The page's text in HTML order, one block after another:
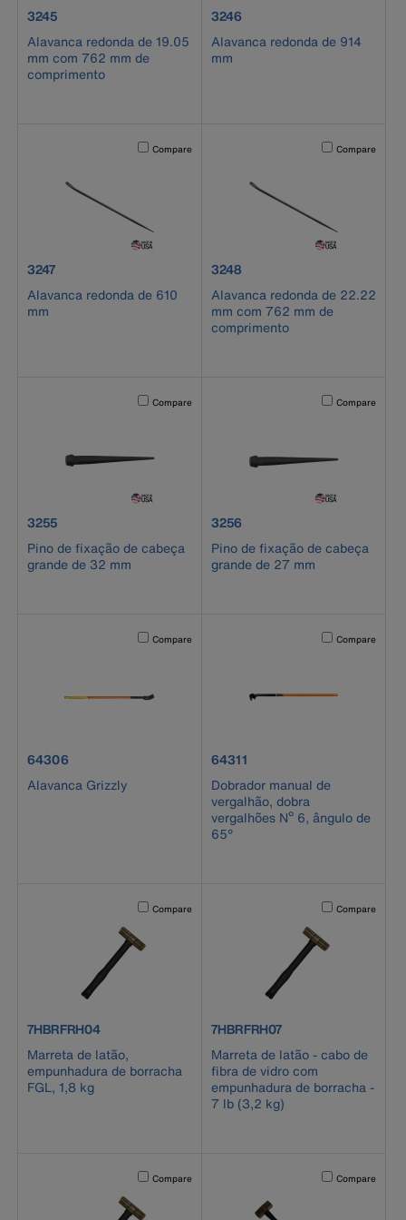
product number 3245
3245
Alavanca redonda de 19.05
mm com 762 mm de
comprimento
product number 3246
3246
Alavanca redonda de 914
mm
Activating this element will cause content on the page to
Compare
product number 3247
3247
Alavanca redonda de 610
mm
Activating this
Compare
product number 3248
3248
Alavanca redonda de 22.22
mm com 762 mm de
comprimento
Activating this element will cause content on the page to
Compare
product number 3255
3255
Pino de fixação de cabeça
grande de 32 mm
Activating this
Compare
product number 3256
3256
Pino de fixação de cabeça
grande de 27 mm
Activating this element will cause content on the page to
Compare
product number 64306
64306
Alavanca Grizzly
Activating this
Compare
product number 64311
64311
Dobrador manual de
vergalhão, dobra
vergalhões Nº 6, ângulo de
65°
Activating this element will cause content on the page to
Compare
product number 7HBRFRH04
7HBRFRH04
Marreta de latão,
empunhadura de borracha
FGL, 1,8 kg
Activating this
Compare
product number 7HBRFRH07
7HBRFRH07
Marreta de latão - cabo de
fibra de vidro com
empunhadura de borracha -
7 lb (3,2 kg)
Activating this element will cause content on the page to
Compare Activating this
Compare